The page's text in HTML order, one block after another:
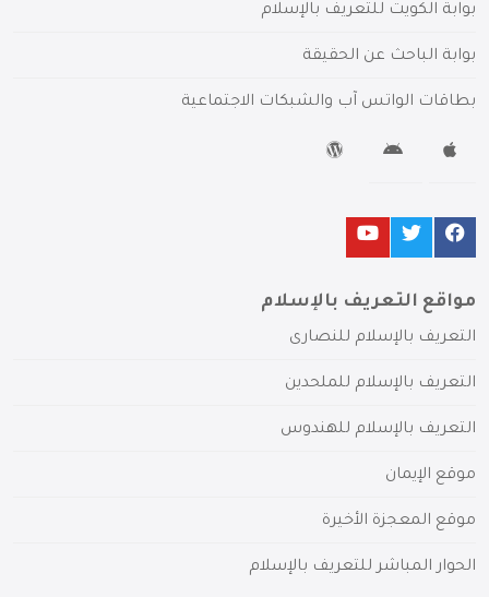
بوابة الكويت للتعريف بالإسلام
بوابة الباحث عن الحقيقة
بطاقات الواتس آب والشبكات الاجتماعية
مواقع التعريف بالإسلام
التعريف بالإسلام للنصارى
التعريف بالإسلام للملحدين
التعريف بالإسلام للهندوس
موقع الإيمان
موقع المعجزة الأخيرة
الحوار المباشر للتعريف بالإسلام